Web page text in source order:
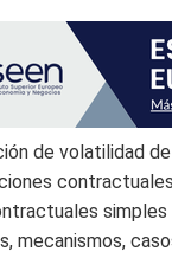
de volatilidad
mecanismos,